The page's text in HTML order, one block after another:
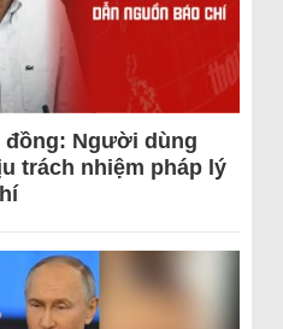
đồng: Người dùng
trách nhiệm pháp lý